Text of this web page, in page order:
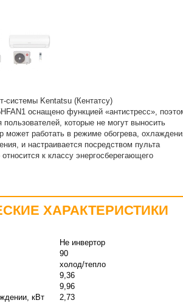
системы Kentatsu (Кентатсу)
оснащено функцией «антистресс»,
пользователей, которые не могут выносить
может работать в режиме обогрева,
и настраивается посредством пульта
к классу энергосберегающего
ХАРАКТЕРИСТИКИ
Не инвертор
90
холод/тепло
9,36
9,96
кВт
2,73